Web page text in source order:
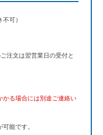
可）
注文は翌営業日の受付と
かる場合には別途ご連絡い
能です。